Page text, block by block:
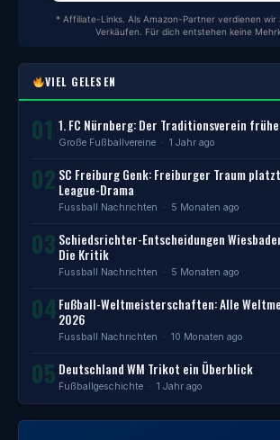
* Affiliate-Links. Als Amazon-Partner verdienen wir
Verkäufen. Für dich entstehen keine
VIEL GELESEN
01 1. FC Nürnberg: Der Traditionsverein
Große Fußballvereine · 1 Jahr ago
02 SC Freiburg Genk: Freiburger Traum
League-Drama
Fussball Nachrichten · 5 Monaten ago
03 Schiedsrichter-Entscheidungen
Die Kritik
Fussball Nachrichten · 5 Monaten ago
04 Fußball-Weltmeisterschaften: Alle
2026
Fussball Nachrichten · 10 Monaten ago
05 Deutschland WM Trikot ein Überblick
Fußballgeschichte · 1 Jahr ago